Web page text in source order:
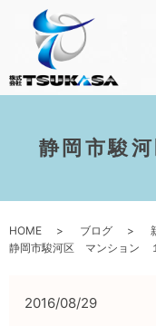
静岡市駿
HOME ブログ
静岡市駿河区 マンション １
2016/08/29